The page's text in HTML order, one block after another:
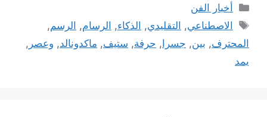
التصنيفات
أخبار الفن
الوسوم
الاصطناعي, التقليدي, الذكاء, الرسام, الرسم,
المحترف, بين, جسرا , حرفة, ستيف, ماكدونالد, وعصر ,
يمد